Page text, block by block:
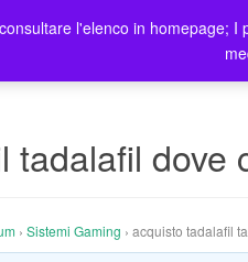
Home Prodotti
tadalafil dove
› Sistemi Gaming › acquisto tadalafil
l'elenco in homepage;